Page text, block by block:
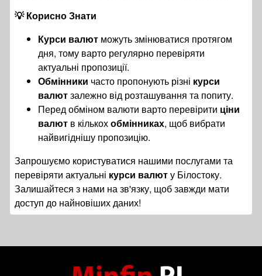
💡 Корисно Знати
Курси валют можуть змінюватися протягом
дня, тому варто регулярно перевіряти
актуальні пропозиції.
Обмінники часто пропонують різні курси
валютзалежно від розташування та попиту.
Перед обміном валюти варто перевірити ціни
валют в кількохобмінниках, щоб вибрати
найвигіднішу пропозицію.
Запрошуємо користуватися нашими послугами та
перевіряти актуальні курси валюту Білостоку.
Залишайтеся з нами на зв'язку, щоб завжди мати
доступ до найновіших даних!